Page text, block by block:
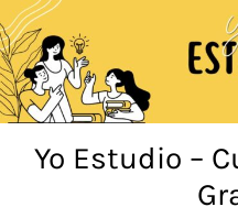
Saltar
al
contenido
Yo Estudio –